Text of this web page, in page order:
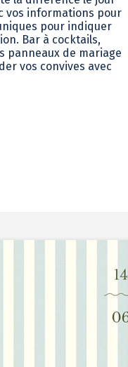
vos informations pour
pour indiquer
Bar à cocktails,
panneaux de mariage
vos convives avec